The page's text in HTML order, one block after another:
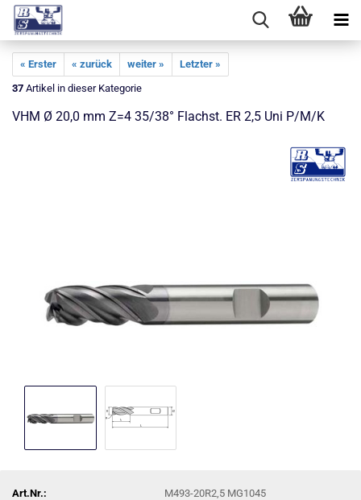
« Erster « zurück weiter »
Letzter »
37 Artikel in dieser Kategorie
VHM Ø 20,0 mm Z=4 35/38° Flachst. ER 2,5 Uni P/M/K
Art.Nr.:
M493-20R2,5 MG1045